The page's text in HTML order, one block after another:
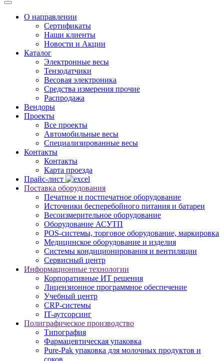
О направлении
Сертификаты
Наши клиенты
Новости и Акции
Каталог
Электронные весы
Тензодатчики
Весовая электроника
Средства измерения прочие
Распродажа
Вендоры
Проекты
Все проекты
Автомобильные весы
Специализированные весы
Контакты
Контакты
Карта проезда
Прайс-лист
Поставка оборудования
Печатное и постпечатное оборудование
Источники бесперебойного питания и батареи
Весоизмерительное оборудование
Оборудование АСУТП
POS-системы, торговое оборудование, маркировка
Медицинское оборудование и изделия
Системы кондиционирования и вентиляции
Сервисный центр
Информационные технологии
Корпоративные ИТ решения
Лицензионное программное обеспечение
Учебный центр
CRP-системы
IT-аутсорсинг
Полиграфическое производство
Типография
Фармацевтическая упаковка
Pure-Pak упаковка для молочных продуктов и
соков